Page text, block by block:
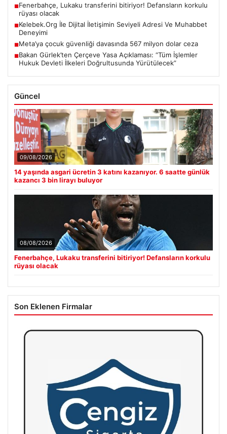
■Fenerbahçe, Lukaku transferini bitiriyor! Defansların korkulu
rüyası olacak
■Kelebek.Org İle Dijital İletişimin Seviyeli Adresi Ve Muhabbet
Deneyimi
■Meta’ya çocuk güvenliği davasında 567 milyon dolar ceza
■Bakan Gürlek’ten Çerçeve Yasa Açıklaması: “Tüm İşlemler
Hukuk Devleti İlkeleri Doğrultusunda Yürütülecek”
Güncel
09/08/2026
14 yaşında asgari ücretin 3 katını kazanıyor. 6 saatte günlük
kazancı 3 bin lirayı buluyor
08/08/2026
Fenerbahçe, Lukaku transferini bitiriyor! Defansların korkulu
rüyası olacak
Son Eklenen Firmalar